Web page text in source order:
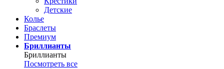
Детские
Колье
Браслеты
Премиум
Бриллианты
Бриллианты
Посмотреть все